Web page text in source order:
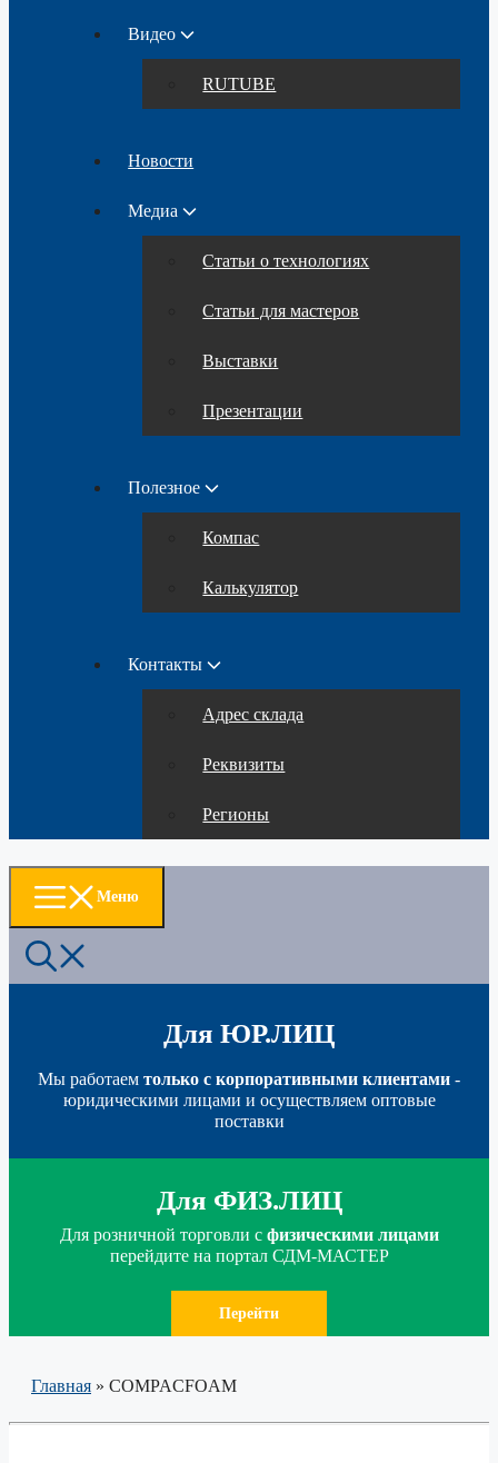
Видео
RUTUBE
Новости
Медиа
Статьи о технологиях
Статьи для мастеров
Выставки
Презентации
Полезное
Компас
Калькулятор
Контакты
Адрес склада
Реквизиты
Регионы
Меню
Для ЮР.ЛИЦ
Мы работаем только с корпоративными клиентами -
юридическими лицами и осуществляем оптовые
поставки
Для ФИЗ.ЛИЦ
Для розничной торговли с физическими лицами
перейдите на портал СДМ-МАСТЕР
Перейти
Главная » COMPACFOAM